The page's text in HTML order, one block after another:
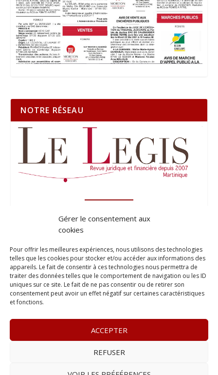
Gérer le consentement aux
cookies
Pour offrir les meilleures expériences, nous utilisons des technologies
telles que les cookies pour stocker et/ou accéder aux informations des
appareils. Le fait de consentir à ces technologies nous permettra de
traiter des données telles que le comportement de navigation ou les ID
uniques sur ce site. Le fait de ne pas consentir ou de retirer son
consentement peut avoir un effet négatif sur certaines caractéristiques
et fonctions.
ACCEPTER
REFUSER
NOTRE RÉSEAU
– www.leprobant.fr –